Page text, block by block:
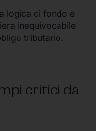
logica di fondo è
inequivocabile
tributario.
critici da